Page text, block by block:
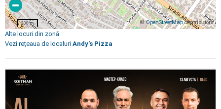
©OpenStreetMapcontributors
200 m
Alte locuri din zonă
Vezi rețeaua de localuri Andy's Pizza